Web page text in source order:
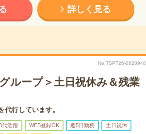
詳しく見る
No.TSPT26-0628948
ループ＞土日祝休み＆残業
行しています。
代活躍 WEB登録OK 週5日勤務 土日祝休